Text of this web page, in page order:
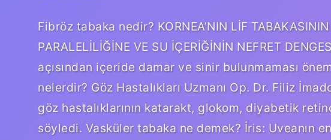
Fibröz tabaka nedir? KORNEA’NIN LİF
PARALELİLİĞİNE VE SU İÇERİĞİNİN NEFRET
açısından içeride damar ve sinir bulunmaması
nelerdir? Göz Hastalıkları Uzmanı Op. Dr. Filiz
göz hastalıklarının katarakt, glokom, diyabetik
söyledi. Vasküler tabaka ne demek? İris: Uveanın